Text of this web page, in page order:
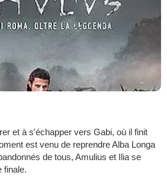
et à s'échapper vers Gabi, où il finit
est venu de reprendre Alba Longa
de tous, Amulius et Ilia se
finale.